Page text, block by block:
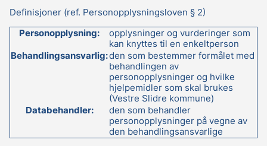
Definisjoner (ref. Personopplysningsloven § 2)
Personopplysning:
opplysninger og vurderinger som
kan knyttes til en enkeltperson
Behandlingsansvarlig:den som bestemmer formålet med
behandlingen av
personopplysninger og hvilke
hjelpemidler som skal brukes
(Vestre Slidre kommune)
Databehandler:
den som behandler
personopplysninger på vegne av
den behandlingsansvarlige